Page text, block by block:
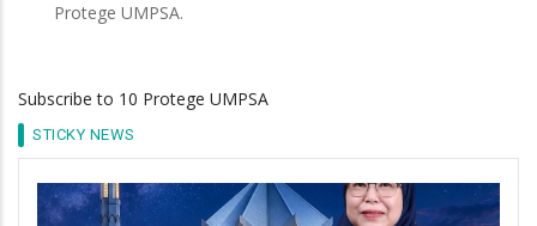
Protege UMPSA.
Subscribe to 10 Protege UMPSA
STICKY NEWS